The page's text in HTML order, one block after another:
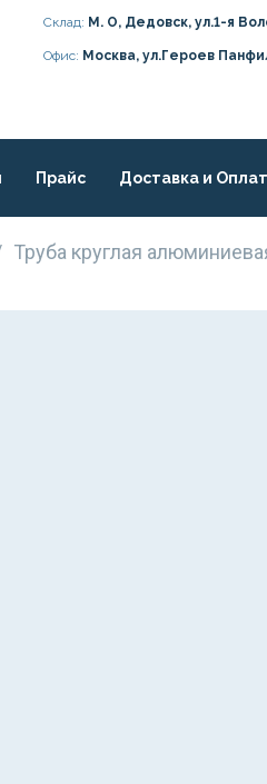
Склад: М. О, Дедовск, ул.1-я
Офис: Москва, ул.Героев
Прайс Доставка и
Труба круглая